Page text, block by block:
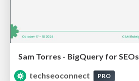
Sam Torres - BigQuery for SEOs
techseoconnect
PRO